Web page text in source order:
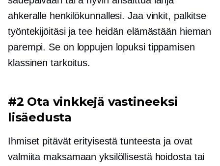
ahkeralle henkilökunnallesi. Jaa vinkit, palkitse
työntekijöitäsi ja tee heidän elämästään hieman
parempi. Se on loppujen lopuksi tippamisen
klassinen tarkoitus.
#2 Ota vinkkejä vastineeksi
lisäedusta
Ihmiset pitävät erityisestä tunteesta ja ovat
valmiita maksamaan yksilöllisestä hoidosta tai